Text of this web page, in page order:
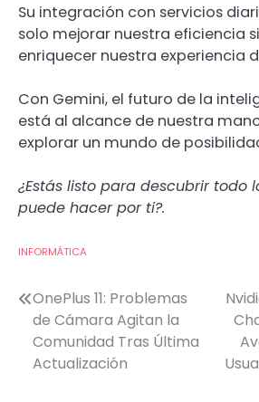
Su integración con servicios
solo mejorar nuestra eficiencia
enriquecer nuestra experiencia
Con Gemini, el futuro de la
está al alcance de nuestra
explorar un mundo de
¿Estás listo para descubrir todo
puede hacer por ti?.
INFORMÁTICA
Post
navigation
OnePlus 11: Problemas
de Cámara Agitan la
Comunidad Tras Última
Actualización